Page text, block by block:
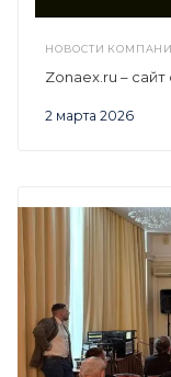
НОВОСТИ
2 марта 2026
Zonaex.ru –